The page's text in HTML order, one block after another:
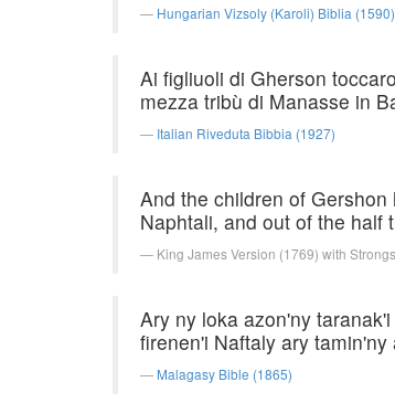
Hungarian Vizsoly (Karoli) Biblia (1590)
Ai figliuoli di Gherson
mezza tribù di Manasse in
Italian Riveduta Bibbia (1927)
And the children of
Naphtali, and out of the half
King James Version (1769) with
Ary ny loka azon'ny
firenen'i Naftaly ary
Malagasy Bible (1865)